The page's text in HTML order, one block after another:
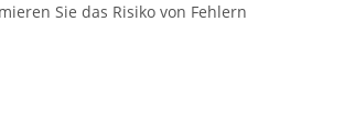
Sie das Risiko von Fehlern